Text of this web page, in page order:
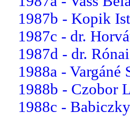
1987b - Kopik
1987c - dr.
1987d - dr.
1988a - Vargáné
1988b - Czobor
1988c -